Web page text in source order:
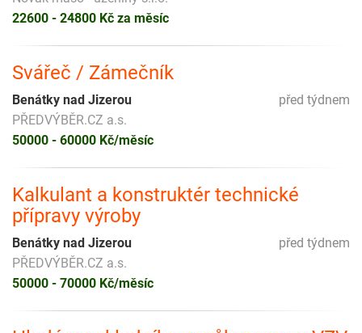
22600 - 24800 Kč za měsíc
Svářeč / Zámečník
před týdnem
Benátky nad Jizerou
PŘEDVÝBĚR.CZ a.s.
50000 - 60000 Kč/měsíc
Kalkulant a konstruktér technické
přípravy výroby
před týdnem
Benátky nad Jizerou
PŘEDVÝBĚR.CZ a.s.
50000 - 70000 Kč/měsíc